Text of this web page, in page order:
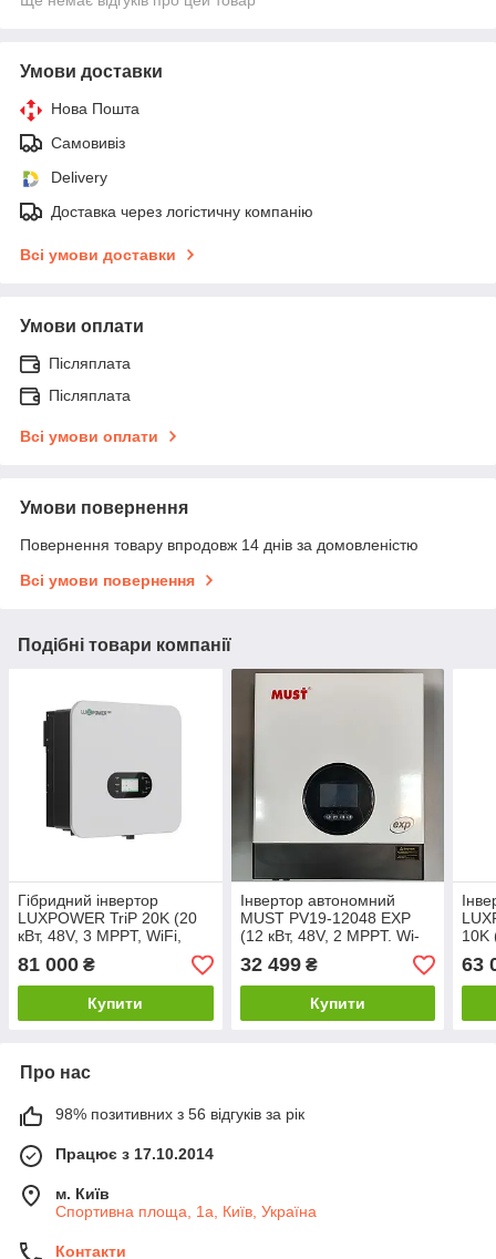
Умови доставки
Нова Пошта
Самовивіз
Delivery
Доставка через логістичну компанію
Всі умови доставки
Умови оплати
Післяплата
Післяплата
Всі умови оплати
Умови повернення
Повернення товару впродовж 14 днів за домовленістю
Всі умови повернення
Подібні товари компанії
Гібридний інвертор
LUXPOWER TriP 20K (20
кВт, 48V, 3 MPPT, WiFi,
Hybrid ESS, UPS, 3 фази)
81 000 ₴
Купити
Інвертор автономний
MUST PV19-12048 EXP
(12 кВт, 48V, 2 MPPT. Wi-
Fi)
32 499₴
Купити
10K
63
Про нас
98% позитивних з 56 відгуків за рік
Працює з 17.10.2014
м. Київ
Спортивна площа, 1а, Київ, Україна
Контакти